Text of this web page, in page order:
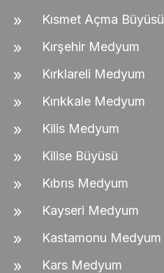
Kısmet Açma Büyüsü
Kırşehir Medyum
Kırklareli Medyum
Kırıkkale Medyum
Kilis Medyum
Kilise Büyüsü
Kıbrıs Medyum
Kayseri Medyum
Kastamonu Medyum
Kars Medyum